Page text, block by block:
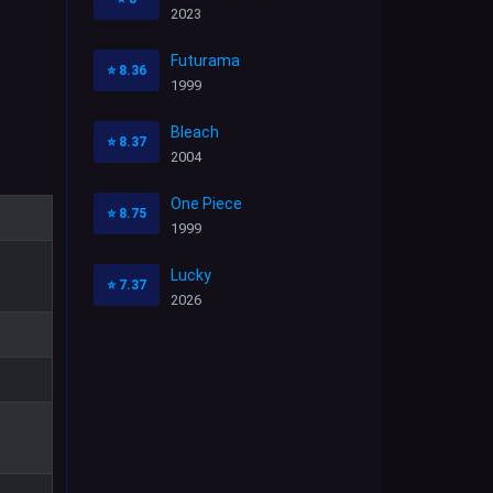
2023
⭐ 8.36
Futurama
1999
⭐ 8.37
Bleach
2004
⭐ 8.75
One Piece
1999
⭐ 7.37
Lucky
2026